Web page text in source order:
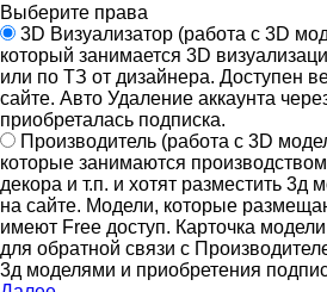
Выберите права
3D Визуализатор (работа с 3D
который занимается 3D
или по ТЗ от дизайнера. Доступен
сайте. Авто Удаление аккаунта
приобреталась подписка.
Производитель (работа с 3D
которые занимаются
декора и т.п. и хотят разместить 3д
на сайте. Модели, которые
имеют Free доступ. Карточка
для обратной связи с
3д моделями и приобретения